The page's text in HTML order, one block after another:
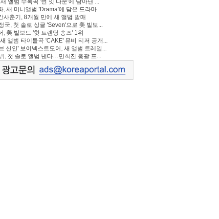
앨범 수록곡 '번 잇 다운'에 담아낸 ...
, 새 미니앨범 'Drama'에 담은 드라마...
사춘기, 8개월 만에 새 앨범 발매
국, 첫 솔로 싱글 'Seven'으로 美 빌보...
, 美 빌보드 '핫 트렌딩 송즈' 1위
새 앨범 타이틀곡 'CAKE' 뮤비 티저 공개...
신인' 보이넥스트도어, 새 앨범 트레일...
, 첫 솔로 앨범 낸다…민희진 총괄 프...